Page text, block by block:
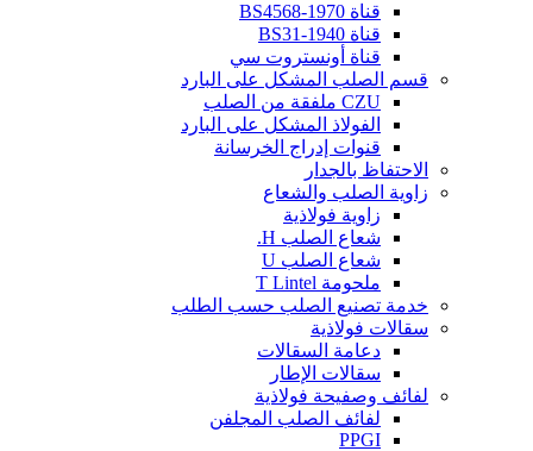
قناة BS4568-1970
قناة BS31-1940
قناة أونستروت سي
قسم الصلب المشكل على البارد
CZU ملفقة من الصلب
الفولاذ المشكل على البارد
قنوات إدراج الخرسانة
الاحتفاظ بالجدار
زاوية الصلب والشعاع
زاوية فولاذية
شعاع الصلب H.
شعاع الصلب U
ملحومة T Lintel
خدمة تصنيع الصلب حسب الطلب
سقالات فولاذية
دعامة السقالات
سقالات الإطار
لفائف وصفيحة فولاذية
لفائف الصلب المجلفن
PPGI